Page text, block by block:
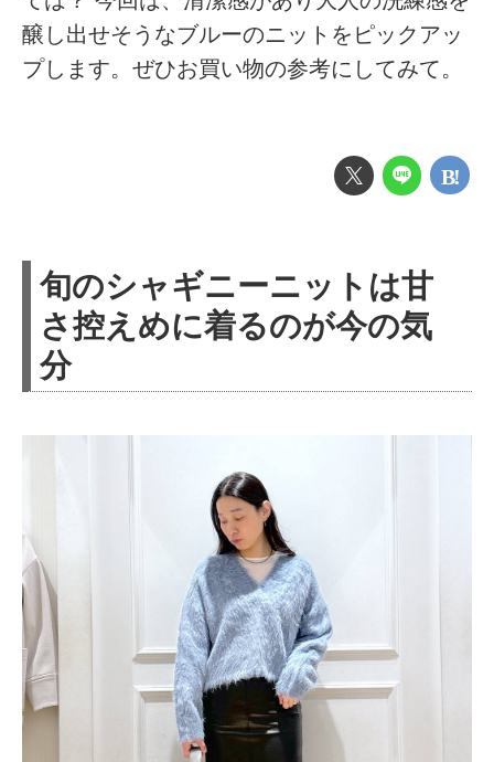
醸し出せそうなブルーのニットをピックアッ
プします。ぜひお買い物の参考にしてみて。
旬のシャギニーニットは甘
さ控えめに着るのが今の気
分